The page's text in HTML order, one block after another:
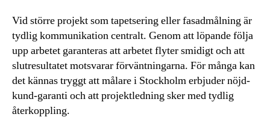
Vid större projekt som tapetsering eller fasadmålning är
tydlig kommunikation centralt. Genom att löpande följa
upp arbetet garanteras att arbetet flyter smidigt och att
slutresultatet motsvarar förväntningarna. För många kan
det kännas tryggt att målare i Stockholm erbjuder nöjd-
kund-garanti och att projektledning sker med tydlig
återkoppling.